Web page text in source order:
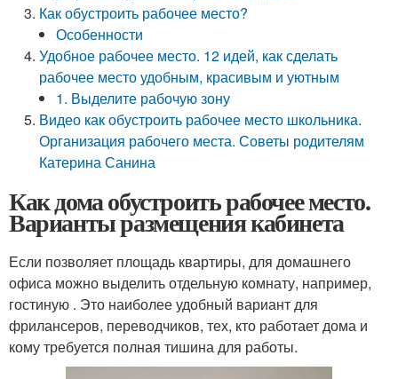
Как обустроить рабочее место?
Особенности
Удобное рабочее место. 12 идей, как сделать
рабочее место удобным, красивым и уютным
1. Выделите рабочую зону
Видео как обустроить рабочее место школьника.
Организация рабочего места. Советы родителям
Катерина Санина
Как дома обустроить рабочее место.
Варианты размещения кабинета
Если позволяет площадь квартиры, для домашнего
офиса можно выделить отдельную комнату, например,
гостиную . Это наиболее удобный вариант для
фрилансеров, переводчиков, тех, кто работает дома и
кому требуется полная тишина для работы.